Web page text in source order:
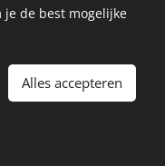
de best mogelijke
Alles accepteren